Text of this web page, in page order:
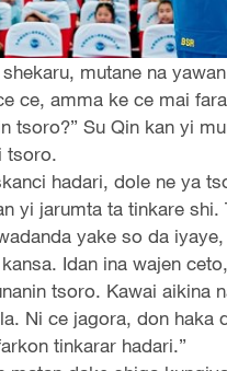
mutane na
ce, amma ke ce mai
tsoro?” Su Qin kan yi
tsoro.
hadari, dole ne ya
yi jarumta ta tinkare shi.
yake so da
Idan ina wajen
tsoro. Kawai aikina
Ni ce jagora, don haka
tinkarar hadari.”